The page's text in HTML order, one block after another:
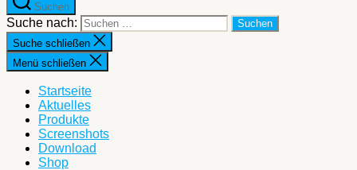
Suchen
Suche nach:
Suche schließen
Menü schließen
Startseite
Aktuelles
Produkte
Screenshots
Download
Shop